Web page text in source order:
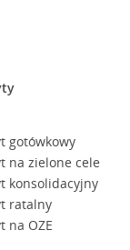
gotówkowy
na zielone cele
konsolidacyjny
ratalny
na OZE